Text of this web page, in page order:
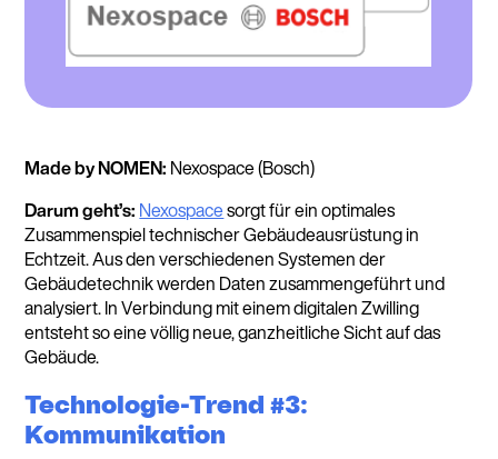
Made by NOMEN: Nexospace (Bosch)
Darum geht’s: Nexospacesorgt für ein optimales
Zusammenspiel technischer Gebäudeausrüstung in
Echtzeit. Aus den verschiedenen Systemen der
Gebäudetechnik werden Daten zusammengeführt und
analysiert. In Verbindung mit einem digitalen Zwilling
entsteht so eine völlig neue, ganzheitliche Sicht auf das
Gebäude.
Technologie-Trend #3:
Kommunikation